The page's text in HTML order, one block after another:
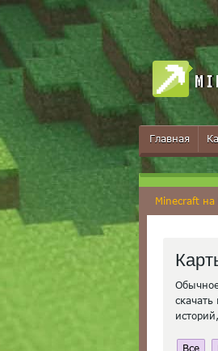
Главная
Minecraft
Все